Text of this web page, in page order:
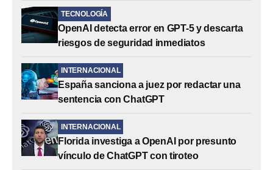
TECNOLOGÍA
OpenAI detecta error en GPT-5 y descarta
riesgos de seguridad inmediatos
INTERNACIONAL
España sanciona a juez por redactar una
sentencia con ChatGPT
INTERNACIONAL
Florida investiga a OpenAI por presunto
vínculo de ChatGPT con tiroteo